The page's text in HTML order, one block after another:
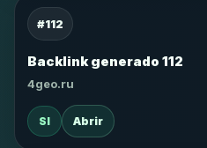
#112
Backlink generado 112
4geo.ru
SI Abrir